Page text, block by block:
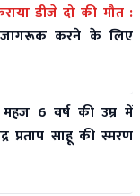
सीतापुर में विद्युत तारों से टकराया डीजे दो की मौत :
जागरूक करने के लिए
महज 6 वर्ष की उम्र में
प्रताप साहू की स्मरण